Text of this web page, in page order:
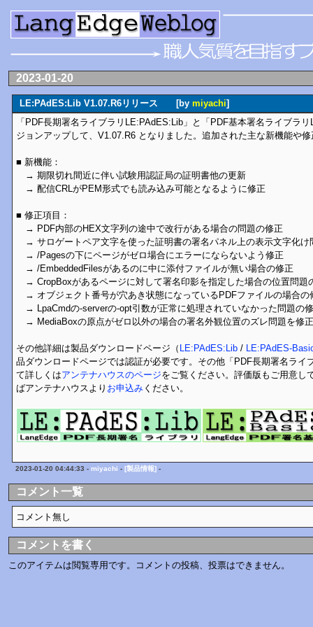
2023-01-20
LE:PAdES:Lib V1.07.R6リリース [by miyachi]
「PDF長期署名ライブラリLE:PAdES:Lib」と「PDF基本署名ライブラ
ジョンアップして、V1.07.R6 となりました。追加された主な新機能や
■ 新機能：
→ 期限切れ間近に伴い試験用認証局の証明書他の更新
→ 配信CRLがPEM形式でも読み込み可能となるように修正
■ 修正項目：
→ PDF内部のHEX文字列の途中で改行がある場合の問題の修正
→ サロゲートペア文字を使った証明書の署名パネル上の表示文字化け
→ /Pagesの下にページがゼロ場合にエラーにならないよう修正
→ /EmbeddedFilesがあるのに中に添付ファイルが無い場合の修正
→ CropBoxがあるページに対して署名印影を指定した場合の位置問題
→ オブジェクト番号が穴あき状態になっているPDFファイルの場合の
→ LpaCmdの-serverの-opt引数が正常に処理されていなかった問題の
→ MediaBoxの原点がゼロ以外の場合の署名外観位置のズレ問題を修正
その他詳細は製品ダウンロードページ（ LE:PAdES:Lib / LE:PAdES-
品ダウンロードページでは認証が必要です。その他「PDF長期署名ライ
て詳しくはアンテナハウスのページをご覧ください。評価版もご用意し
ばアンテナハウスより お申込み ください。
2023-01-20 04:44:33 - miyachi - [製品情報] -
コメント一覧
コメント無し
コメントを書く
このアイテムは閲覧専用です。コメントの投稿、投票はできません。